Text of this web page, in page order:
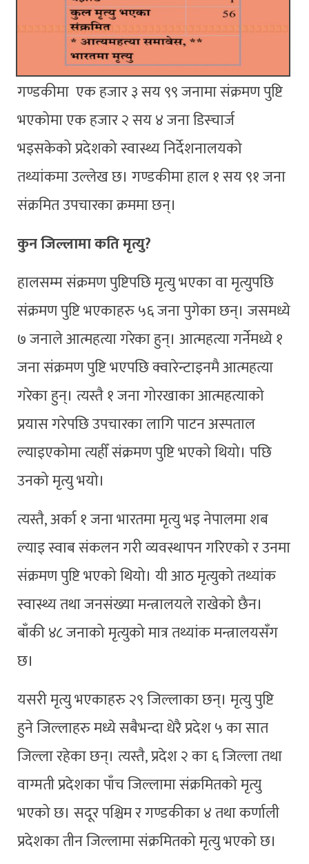
गण्डकीमा एक हजार ३ सय ९९ जनामा संक्रमण पुष्टि
भएकोमा एक हजार २ सय ४ जना डिस्चार्ज
भइसकेको प्रदेशको स्वास्थ्य निर्देशनालयको
तथ्यांकमा उल्लेख छ। गण्डकीमा हाल १ सय ९१ जना
संक्रमित उपचारका क्रममा छन्।
कुन जिल्लामा कति मृत्यु?
हालसम्म संक्रमण पुष्टिपछि मृत्यु भएका वा मृत्युपछि
संक्रमण पुष्टि भएकाहरु ५६ जना पुगेका छन्। जसमध्ये
७ जनाले आत्महत्या गरेका हुन्। आत्महत्या गर्नेमध्ये १
जना संक्रमण पुष्टि भएपछि क्वारेन्टाइनमै आत्महत्या
गरेका हुन्। त्यस्तै १ जना गोरखाका आत्महत्याको
प्रयास गरेपछि उपचारका लागि पाटन अस्पताल
ल्याइएकोमा त्यहीँ संक्रमण पुष्टि भएको थियो। पछि
उनको मृत्यु भयो।
त्यस्तै, अर्का १ जना भारतमा मृत्यु भइ नेपालमा शब
ल्याइ स्वाब संकलन गरी व्यवस्थापन गरिएको र उनमा
संक्रमण पुष्टि भएको थियो। यी आठ मृत्युको तथ्यांक
स्वास्थ्य तथा जनसंख्या मन्त्रालयले राखेको छैन।
बाँकी ४८ जनाको मृत्युको मात्र तथ्यांक मन्त्रालयसँग
छ।
यसरी मृत्यु भएकाहरु २९ जिल्लाका छन्। मृत्यु पुष्टि
हुने जिल्लाहरु मध्ये सबैभन्दा धेरै प्रदेश ५ का सात
जिल्ला रहेका छन्। त्यस्तै, प्रदेश २ का ६ जिल्ला तथा
वाग्मती प्रदेशका पाँच जिल्लामा संक्रमितको मृत्यु
भएको छ। सदूर पश्चिम र गण्डकीका ४ तथा कर्णाली
प्रदेशका तीन जिल्लामा संक्रमितको मृत्यु भएको छ।